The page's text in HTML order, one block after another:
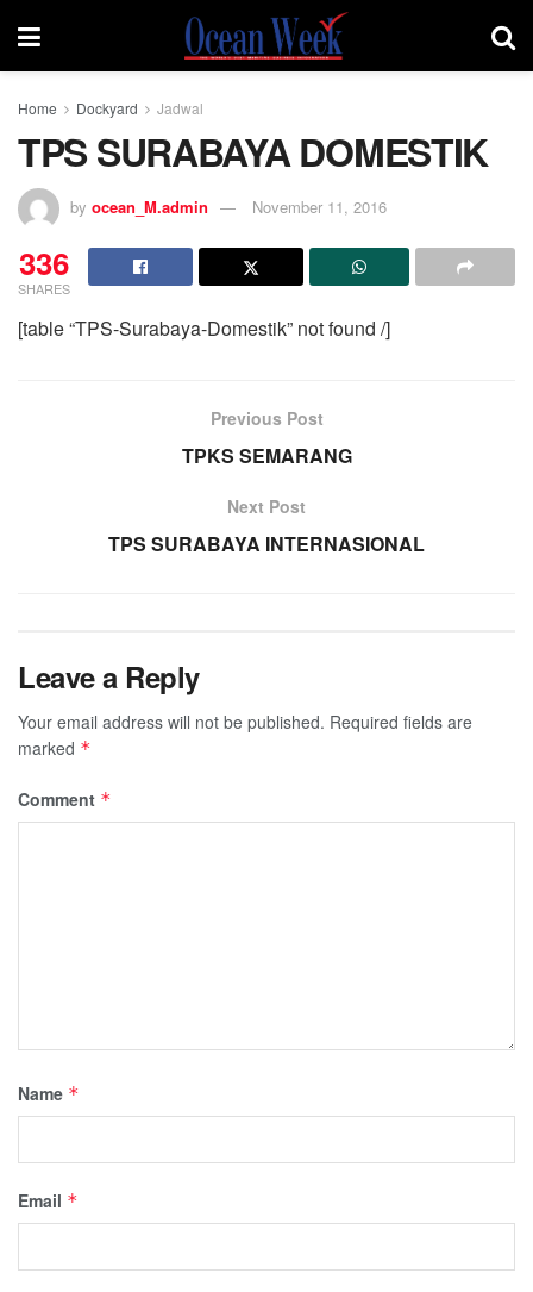
Home Dockyard Jadwal
TPS SURABAYA DOMESTIK
by ocean_M.admin November 11, 2016
336
SHARES
[table “TPS-Surabaya-Domestik” not found /]
Previous Post
TPKS SEMARANG
Next Post
TPS SURABAYA INTERNASIONAL
Leave a Reply
Your email address will not be published. Required fields are
marked *
Comment *
Name *
Email *